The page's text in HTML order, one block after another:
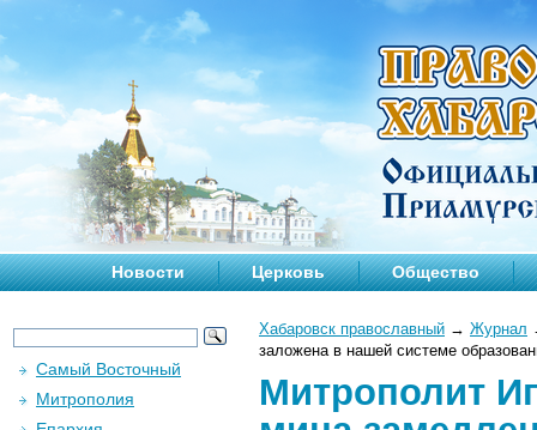
Новости Церковь Общество
Хабаровск православный → Журнал
заложена в нашей системе
Митрополит
Самый Восточный
Митрополия